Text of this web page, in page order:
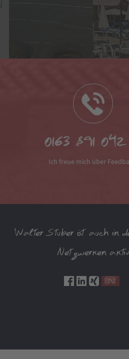
0163 891
Ich freue mich über
Walter Stuber ist auch in
Netzwerken aktiv